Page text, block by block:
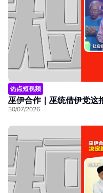
热点短视频
巫伊合作｜巫统借伊党这
30/07/2026